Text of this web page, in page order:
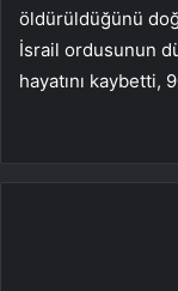
öldürüldüğünü
İsrail ordusunun
hayatını kaybetti,